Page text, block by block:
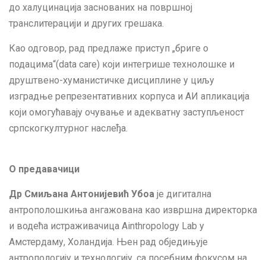
до халуцинација заснованих на површној
транслитерацији и других грешака.
Као одговор, рад предлаже приступ „бриге о
подацима“(data care) који интегрише технолошке и
друштвено-хуманистичке дисциплине у циљу
изградње репрезентативних корпуса и АИ апликација
који омогућавају очување и адекватну заступљеност
српскогкултурног наслеђа.
O предавачици
Др Смиљана Антонијевић Убоа је дигитална
антрополошкиња ангажована као извршна директорка
и водећа истраживачица Ainthropology Lab у
Амстердаму, Холандија. Њен рад обједињује